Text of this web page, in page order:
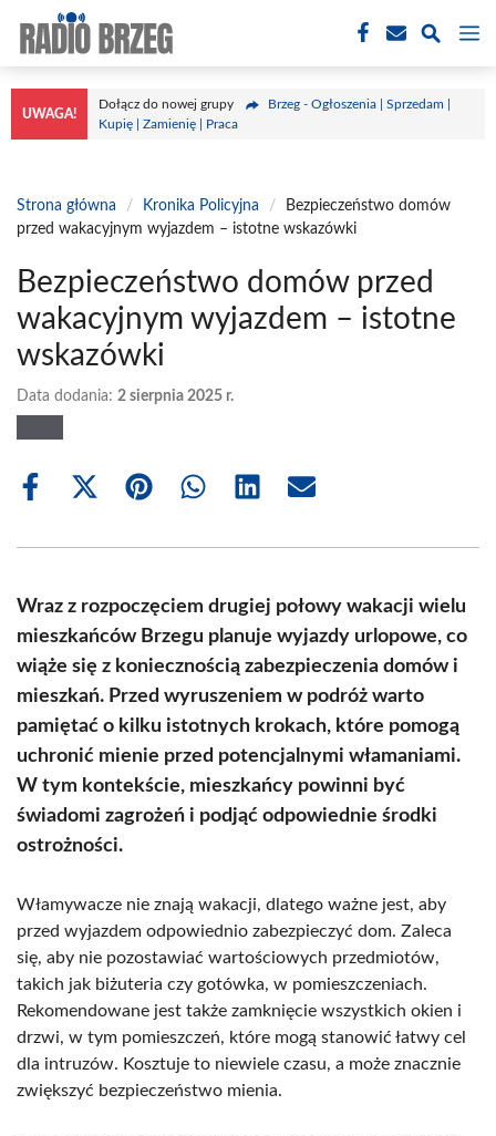
treści
UWAGA!
Dołącz do nowej grupy
Brzeg - Ogłoszenia | Sprzedam |
Kupię | Zamienię | Praca
Strona główna / Kronika Policyjna /
Bezpieczeństwo domów
przed wakacyjnym wyjazdem – istotne wskazówki
Bezpieczeństwo domów przed
wakacyjnym wyjazdem – istotne
wskazówki
Data dodania: 2 sierpnia 2025 r.
Share
Share
(Twitter)
Share Share Share Share
Wraz z rozpoczęciem drugiej połowy wakacji wielu
mieszkańców Brzegu planuje wyjazdy urlopowe, co
wiąże się z koniecznością zabezpieczenia domów i
mieszkań. Przed wyruszeniem w podróż warto
pamiętać o kilku istotnych krokach, które pomogą
uchronić mienie przed potencjalnymi włamaniami.
W tym kontekście, mieszkańcy powinni być
świadomi zagrożeń i podjąć odpowiednie środki
ostrożności.
Włamywacze nie znają wakacji, dlatego ważne jest, aby
przed wyjazdem odpowiednio zabezpieczyć dom. Zaleca
się, aby nie pozostawiać wartościowych przedmiotów,
takich jak biżuteria czy gotówka, w pomieszczeniach.
Rekomendowane jest także zamknięcie wszystkich okien i
drzwi, w tym pomieszczeń, które mogą stanowić łatwy cel
dla intruzów. Kosztuje to niewiele czasu, a może znacznie
zwiększyć bezpieczeństwo mienia.